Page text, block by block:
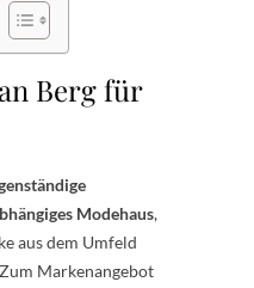
Berg für
Modehaus,
aus dem Umfeld
Markenangebot